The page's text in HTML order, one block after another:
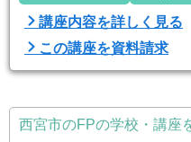
講座内容を詳しく見る
この講座を資料請求
西宮市のFPの学校・講座